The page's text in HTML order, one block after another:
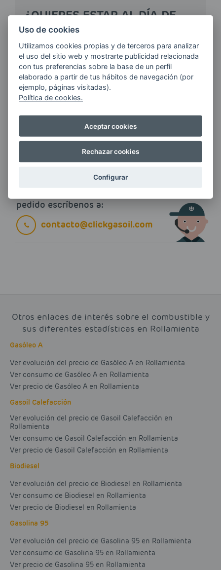
¿QUIERES ESTAR AL DÍA DE
LAS
ÚLTIMAS NOVEDADES?
E-MAIL
Quiero recibir las últimas novedades de AVIA
ENERGIAS por cualquier medio, incluido
electrónico.Más información
pedido escríbenos a:
contacto@clickgasoil.com
Otros enlaces de interés sobre el combustible y
sus diferentes estadísticas en Rollamienta
Gasóleo A
Ver evolución del precio de Gasóleo A en Rollamienta
Ver consumo de Gasóleo A en Rollamienta
Ver precio de Gasóleo A en Rollamienta
Gasoil Calefacción
Ver evolución del precio de Gasoil Calefacción en
Rollamienta
Ver consumo de Gasoil Calefacción en Rollamienta
Ver precio de Gasoil Calefacción en Rollamienta
Biodiesel
Ver evolución del precio de Biodiesel en Rollamienta
Ver consumo de Biodiesel en Rollamienta
Ver precio de Biodiesel en Rollamienta
Gasolina 95
Ver evolución del precio de Gasolina 95 en Rollamienta
Ver consumo de Gasolina 95 en Rollamienta
Ver precio de Gasolina 95 en Rollamienta
Uso de cookies
Utilizamos cookies propias y de terceros para analizar
el uso del sitio web y mostrarte publicidad relacionada
con tus preferencias sobre la base de un perfil
elaborado a partir de tus hábitos de navegación (por
ejemplo, páginas visitadas).
Política de cookies.
Aceptar cookies
Rechazar cookies
Configurar